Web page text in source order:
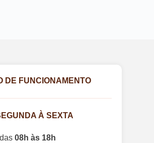
DE FUNCIONAMENTO
À SEXTA
das08h às 18h